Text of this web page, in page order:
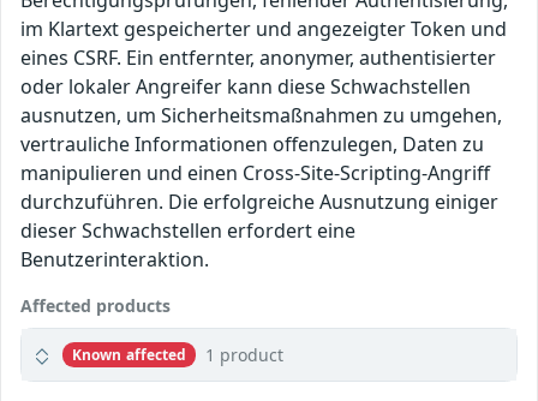
im Klartext gespeicherter und angezeigter Token und
eines CSRF. Ein entfernter, anonymer, authentisierter
oder lokaler Angreifer kann diese Schwachstellen
ausnutzen, um Sicherheitsmaßnahmen zu umgehen,
vertrauliche Informationen offenzulegen, Daten zu
manipulieren und einen Cross-Site-Scripting-Angriff
durchzuführen. Die erfolgreiche Ausnutzung einiger
dieser Schwachstellen erfordert eine
Benutzerinteraktion.
Affected products
Known affected 1 product